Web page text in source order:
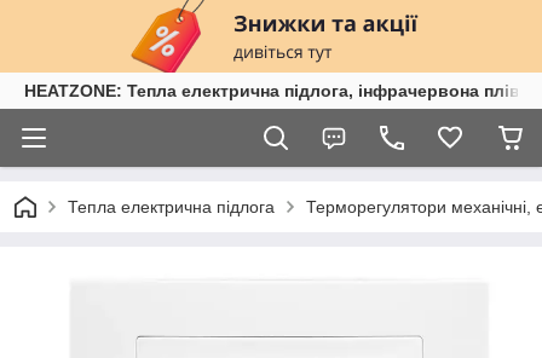
HEATZONE: Тепла електрична підлога, інфрачервона
Тепла електрична підлога Терморегулятори механічні,